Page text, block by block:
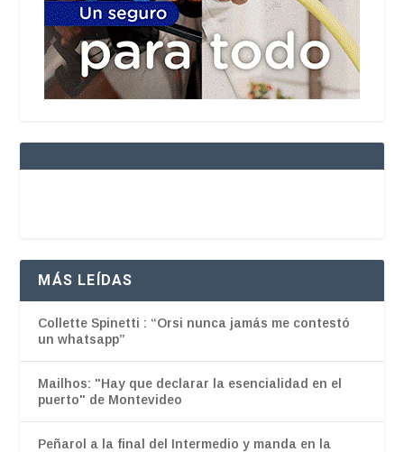
MÁS LEÍDAS
Collette Spinetti : “Orsi nunca jamás me contestó
un whatsapp”
Mailhos: "Hay que declarar la esencialidad en el
puerto" de Montevideo
Peñarol a la final del Intermedio y manda en la